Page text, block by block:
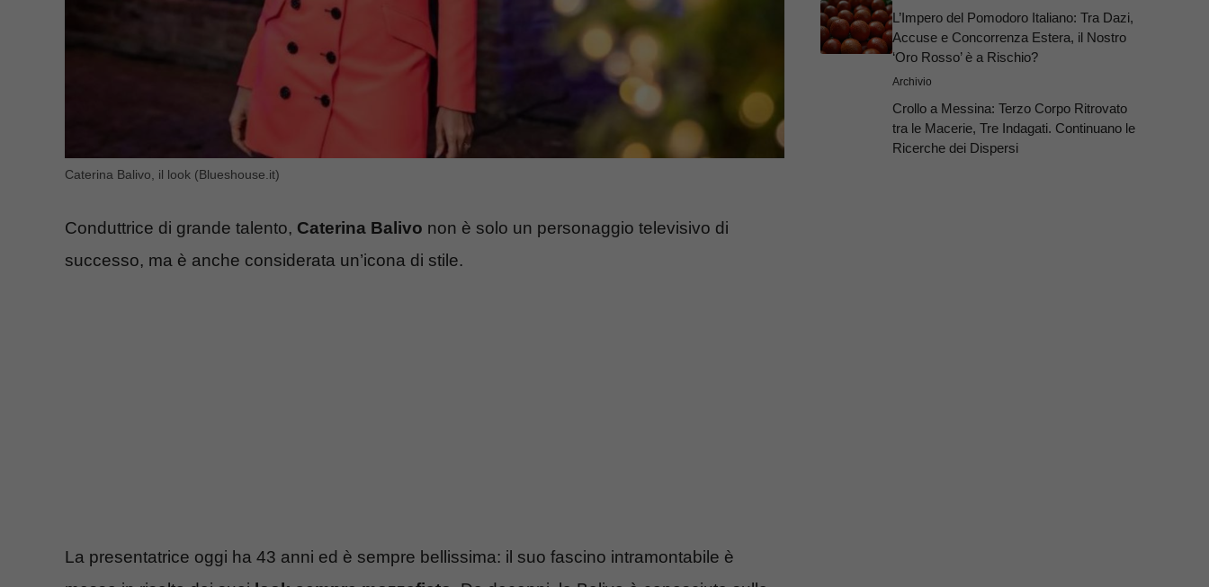
Caterina Balivo, il look (Blueshouse.it)
Conduttrice di grande talento, Caterina Balivo non è solo un personaggio televisivo di
successo, ma è anche considerata un’icona di stile.
La presentatrice oggi ha 43 anni ed è sempre bellissima: il suo fascino intramontabile è
L’Impero del Pomodoro Italiano: Tra Dazi,
Accuse e Concorrenza Estera, il Nostro
‘Oro Rosso’ è a Rischio?
Archivio
Crollo a Messina: Terzo Corpo Ritrovato
tra le Macerie, Tre Indagati. Continuano le
Ricerche dei Dispersi